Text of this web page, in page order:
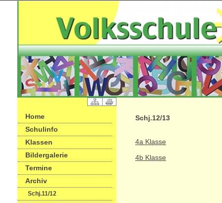
Home
Schulinfo
Klassen
Bildergalerie
Termine
Archiv
Schj.11/12
Schj.12/13
4a Klasse
4b Klasse